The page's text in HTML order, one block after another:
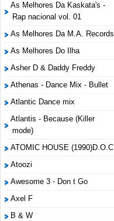
As Melhores Da Kaskata's -
Rap nacional vol. 01
As Melhores Da M.A. Records
As Melhores Do Ilha
Asher D & Daddy Freddy
Athenas - Dance Mix - Bullet
Atlantic Dance mix
Atlantis - Because (Killer
mode)
ATOMIC HOUSE (1990)D.O.C
Atoozi
Awesome 3 - Don t Go
Axel F
B & W